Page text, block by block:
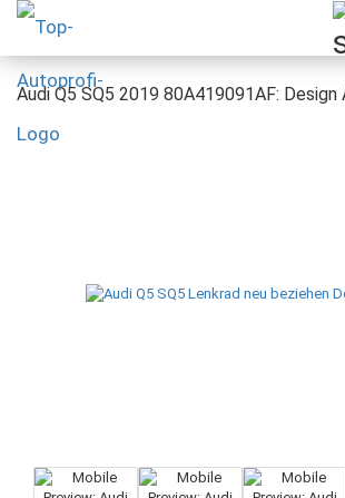
Audi Q5 SQ5 2019 80A419091AF: Design